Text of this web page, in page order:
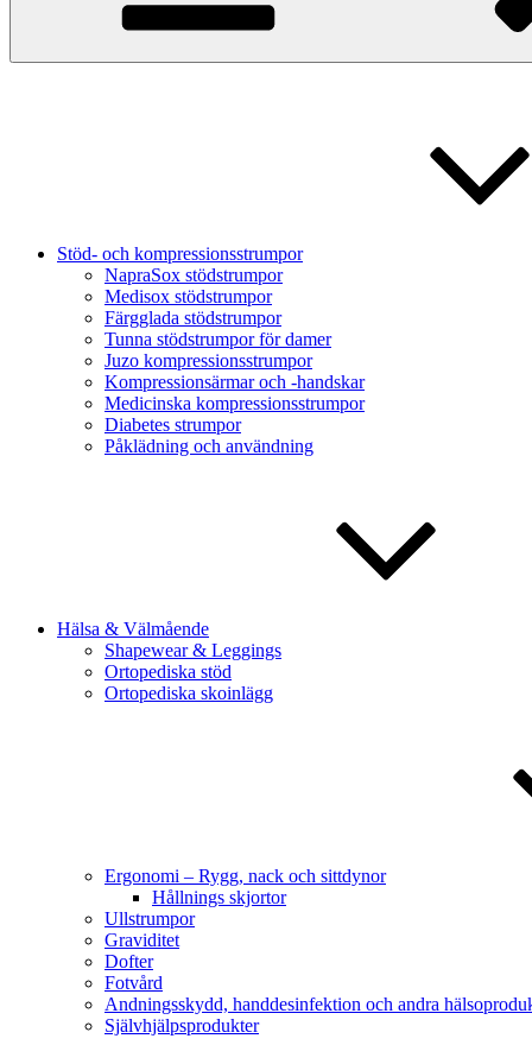
Stöd- och kompressionsstrumpor
NapraSox stödstrumpor
Medisox stödstrumpor
Färgglada stödstrumpor
Tunna stödstrumpor för damer
Juzo kompressionsstrumpor
Kompressionsärmar och -handskar
Medicinska kompressionsstrumpor
Diabetes strumpor
Påklädning och användning
Hälsa & Välmående
Shapewear & Leggings
Ortopediska stöd
Ortopediska skoinlägg
Ergonomi – Rygg, nack och sittdynor
Hållnings skjortor
Ullstrumpor
Graviditet
Dofter
Fotvård
Andningsskydd, handdesinfektion och andra
Självhjälpsprodukter